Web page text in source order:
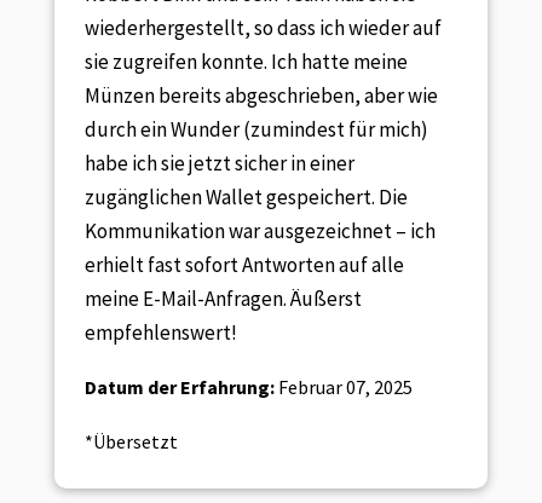
wiederhergestellt, so dass ich wieder auf
sie zugreifen konnte. Ich hatte meine
Münzen bereits abgeschrieben, aber wie
durch ein Wunder (zumindest für mich)
habe ich sie jetzt sicher in einer
zugänglichen Wallet gespeichert. Die
Kommunikation war ausgezeichnet – ich
erhielt fast sofort Antworten auf alle
meine E-Mail-Anfragen. Äußerst
empfehlenswert!
Datum der Erfahrung: Februar 07, 2025
*Übersetzt